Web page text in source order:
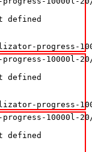
defined
progress-
10000l-20/
defined
progress-
10000l-20/
defined